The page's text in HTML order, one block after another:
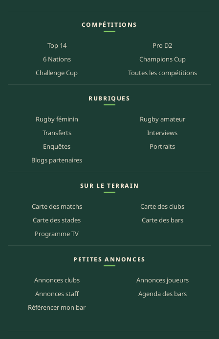
COMPÉTITIONS
Top 14
Pro D2
6 Nations
Champions Cup
Challenge Cup
Toutes les compétitions
RUBRIQUES
Rugby féminin
Rugby amateur
Transferts
Interviews
Enquêtes
Portraits
Blogs partenaires
SUR LE TERRAIN
Carte des matchs
Carte des clubs
Carte des stades
Carte des bars
Programme TV
PETITES ANNONCES
Annonces clubs
Annonces joueurs
Annonces staff
Agenda des bars
Référencer mon bar